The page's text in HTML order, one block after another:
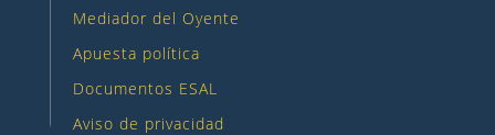
Mediador del Oyente
Apuesta política
Documentos ESAL
Aviso de privacidad